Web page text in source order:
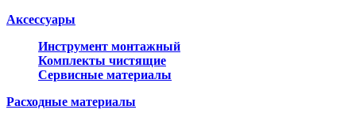
Аксессуары
Инструмент монтажный
Комплекты чистящие
Сервисные материалы
Расходные материалы